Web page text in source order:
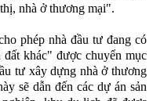
nhà ở thương mại".
phép nhà đầu tư đang có
khác" được chuyển mục
tư xây dựng nhà ở thương
sẽ dẫn đến các dự án sản